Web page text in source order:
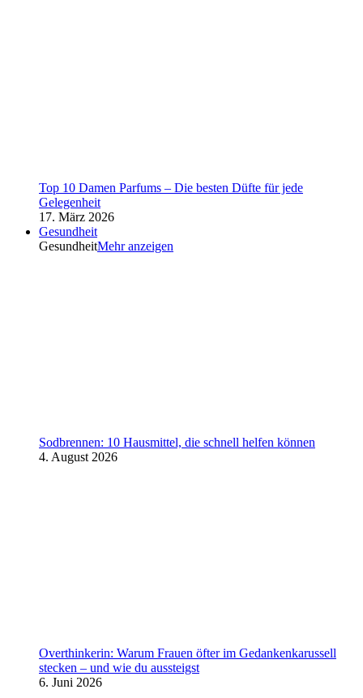
Top 10 Damen Parfums – Die besten Düfte für jede
Gelegenheit
17. März 2026
Gesundheit
GesundheitMehr anzeigen
Sodbrennen: 10 Hausmittel, die schnell helfen können
4. August 2026
Overthinkerin: Warum Frauen öfter im Gedankenkarussell
stecken – und wie du aussteigst
6. Juni 2026